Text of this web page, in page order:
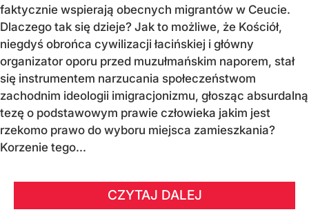
faktycznie wspierają obecnych migrantów w Ceucie.
Dlaczego tak się dzieje? Jak to możliwe, że Kościół,
niegdyś obrońca cywilizacji łacińskiej i główny
organizator oporu przed muzułmańskim naporem, stał
się instrumentem narzucania społeczeństwom
zachodnim ideologii imigracjonizmu, głosząc absurdalną
tezę o podstawowym prawie człowieka jakim jest
rzekomo prawo do wyboru miejsca zamieszkania?
Korzenie tego...
CZYTAJ DALEJ